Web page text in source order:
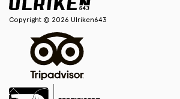
Copyright © 2026 Ulriken643